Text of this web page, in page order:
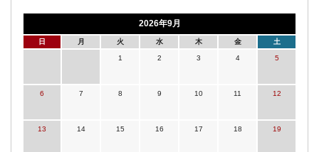
2026年9月
日 月 火 水 木 金 土
1 2 3 4 5
6 7 8 9 10 11 12
13 14 15 16 17 18 19